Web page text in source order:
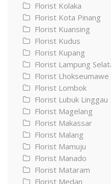
Florist Kolaka
Florist Kota Pinang
Florist Kuansing
Florist Kudus
Florist Kupang
Florist Lampung
Florist Lhokseumawe
Florist Lombok
Florist Lubuk Linggau
Florist Magelang
Florist Makassar
Florist Malang
Florist Mamuju
Florist Manado
Florist Mataram
Florist Medan